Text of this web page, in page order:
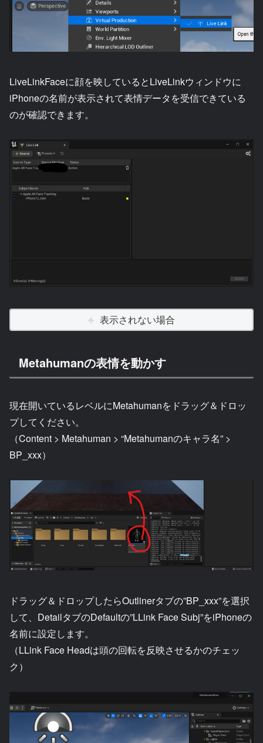
LiveLinkFaceに顔を映しているとLiveLinkウィンドウに
iPhoneの名前が表示されて表情データを受信できている
のが確認できます。
表示されない場合
Metahumanの表情を動かす
現在開いているレベルにMetahumanをドラッグ＆ドロッ
プしてください。
（Content > Metahuman > “Metahumanのキャラ名” >
BP_xxx）
ドラッグ＆ドロップしたらOutlinerタブの”BP_xxx”を選択
して、DetailタブのDefaultの”LLink Face Subj”をiPhoneの
名前に設定します。
（LLink Face Headは頭の回転を反映させるかのチェッ
ク）